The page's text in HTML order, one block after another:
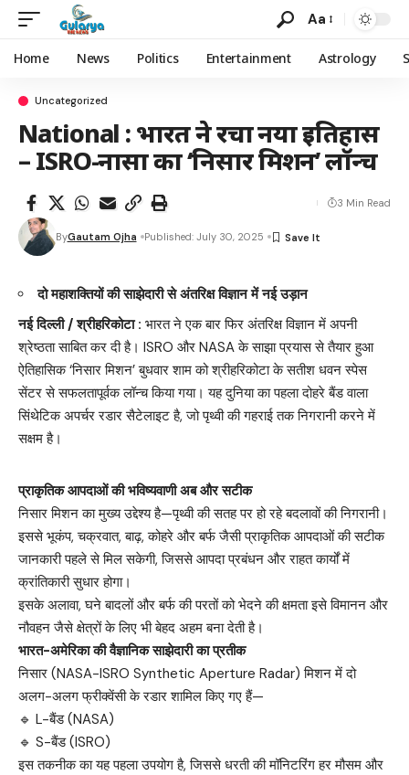
Aa
Home News Politics Entertainment Astrology
Uncategorized
National : भारत ने रचा नया इतिहास
– ISRO-नासा का ‘निसार मिशन’ लॉन्च
ByGautam Ojha Published: July 30, 2025
3 Min Read
दो महाशक्तियों की साझेदारी से अंतरिक्ष विज्ञान में नई उड़ान
नई दिल्ली / श्रीहरिकोटा : भारत ने एक बार फिर अंतरिक्ष विज्ञान में अपनी
श्रेष्ठता साबित कर दी है। ISRO और NASA के साझा प्रयास से तैयार हुआ
ऐतिहासिक ‘निसार मिशन’ बुधवार शाम को श्रीहरिकोटा के सतीश धवन स्पेस
सेंटर से सफलतापूर्वक लॉन्च किया गया। यह दुनिया का पहला दोहरे बैंड वाला
सिंथेटिक अपर्चर रडार सैटेलाइट है, जो पृथ्वी की गहराई तक निगरानी करने में
सक्षम है।
प्राकृतिक आपदाओं की भविष्यवाणी अब और सटीक
निसार मिशन का मुख्य उद्देश्य है—पृथ्वी की सतह पर हो रहे बदलावों की निगरानी।
इससे भूकंप, चक्रवात, बाढ़, कोहरे और बर्फ जैसी प्राकृतिक आपदाओं की सटीक
जानकारी पहले से मिल सकेगी, जिससे आपदा प्रबंधन और राहत कार्यों में
क्रांतिकारी सुधार होगा।
इसके अलावा, घने बादलों और बर्फ की परतों को भेदने की क्षमता इसे विमानन और
नौवहन जैसे क्षेत्रों के लिए भी बेहद अहम बना देती है।
भारत-अमेरिका की वैज्ञानिक साझेदारी का प्रतीक
निसार (NASA-ISRO Synthetic Aperture Radar) मिशन में दो
अलग-अलग फ्रीक्वेंसी के रडार शामिल किए गए हैं—
🔹 L-बैंड (NASA)
🔹 S-बैंड (ISRO)
इस तकनीक का यह पहला उपयोग है, जिससे धरती की मॉनिटरिंग हर मौसम और